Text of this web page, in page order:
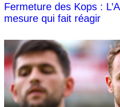
Fermeture des Kops :
mesure qui fait réagir